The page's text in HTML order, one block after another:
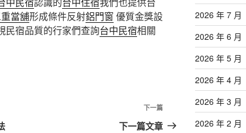
當舖形成條件反射鋁門窗 優質金獎設
民宿品質的行家們查詢台中民宿相關
下
一
下一篇
下一篇文章
2026 年 7 月
2026 年 6 月
2026 年 5 月
2026 年 4 月
2026 年 3 月
2026 年 2 月